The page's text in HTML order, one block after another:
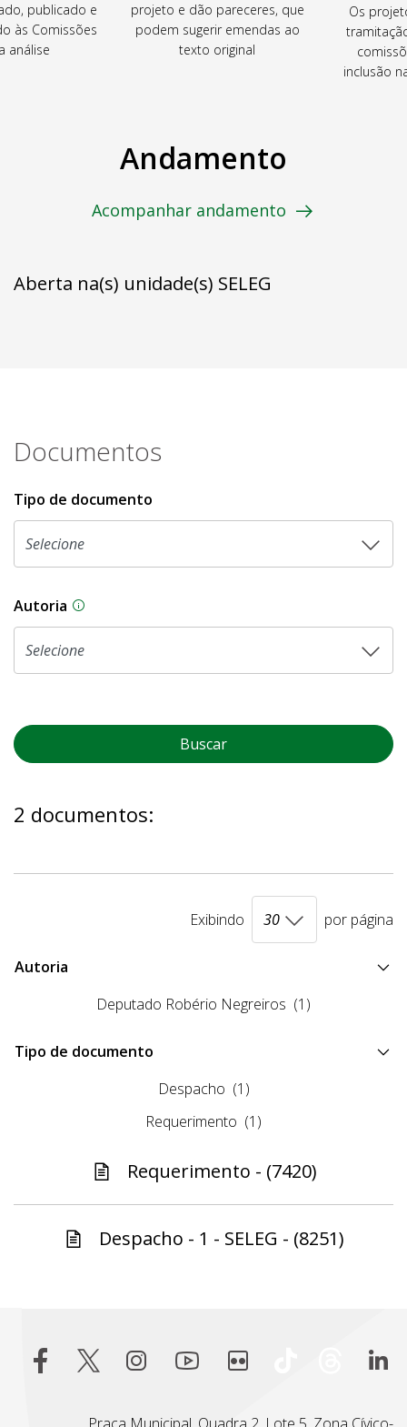
publicado e
às Comissões
análise
projeto e dão pareceres, que
podem sugerir emendas ao
texto original
Os
inclusão
Andamento
Acompanhar andamento
Aberta na(s) unidade(s) SELEG
Documentos
Tipo de documento
Autoria As proposições legislativas na CLDF podem
Buscar
2 documentos:
Exibindo por página
Autoria
Deputado Robério Negreiros (1)
Tipo de documento
Despacho (1)
Requerimento (1)
Requerimento - (7420)
Despacho - 1 - SELEG - (8251)